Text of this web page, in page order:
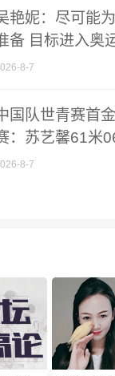
艳妮：尽可能
备 目标进入奥
纪录
8-7
国队世青赛首
：苏艺馨61米
8-7